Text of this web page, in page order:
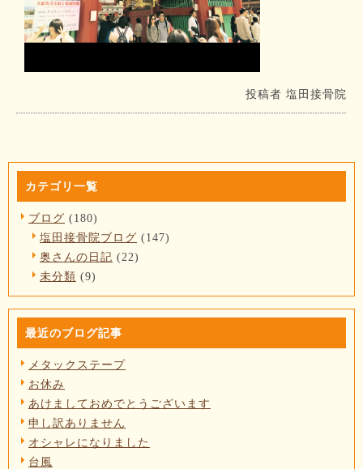
投稿者 塩田接骨院
カテゴリ一覧
ブログ (180)
塩田接骨院ブログ (147)
奥さんの日記 (22)
未分類 (9)
最近のブログ記事
メタックステープ
お休み
あけましておめでとうございます
申し訳ありません
オシャレになりました
台風